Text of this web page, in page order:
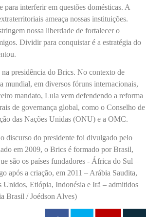
para interferir em questões domésticas. A
ameaça nossas instituições.
nossa liberdade de fortalecer o
Dividir para conquistar é a estratégia do
presidência do Brics. No contexto de
mundial, em diversos fóruns internacionais,
mandato, Lula vem defendendo a reforma
de governança global, como o Conselho de
das Nações Unidas (ONU) e a OMC.
discurso do presidente foi divulgado pelo
em 2009, o Brics é formado por Brasil,
são os países fundadores - África do Sul –
após a criação, em 2011 – Arábia Saudita,
Unidos, Etiópia, Indonésia e Irã – admitidos
Brasil / Joédson Alves)